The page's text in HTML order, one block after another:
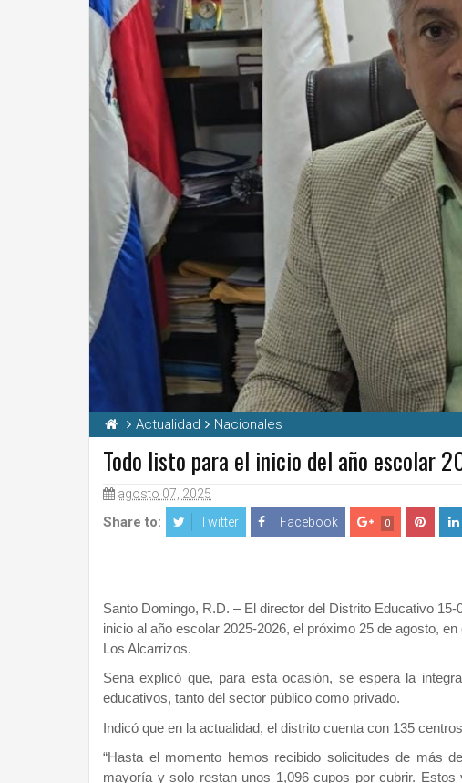
Actualidad Nacionales
Todo listo para el inicio del año escolar
agosto 07, 2025
Share to: Twitter Facebook 0
Santo Domingo, R.D. – El director del Distrito Educativo
inicio al año escolar 2025-2026, el próximo 25 de agosto,
Los Alcarrizos.
Sena explicó que, para esta ocasión, se espera la
educativos, tanto del sector público como privado.
Indicó que en la actualidad, el distrito cuenta con 135
“Hasta el momento hemos recibido solicitudes de más
mayoría y solo restan unos 1,096 cupos por cubrir.